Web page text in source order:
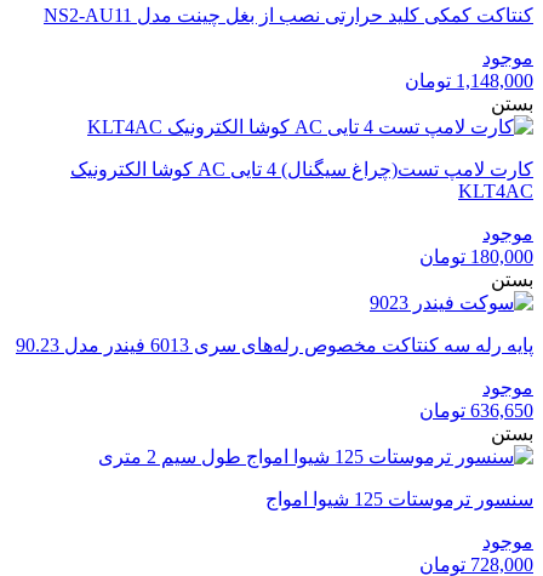
کنتاکت کمکی کلید حرارتی نصب از بغل چینت مدل NS2-AU11
موجود
1,148,000 تومان
بستن
کارت لامپ تست(چراغ سیگنال) 4 تایی AC کوشا الکترونیک
KLT4AC
موجود
180,000 تومان
بستن
پایه رله سه کنتاکت مخصوص رله‌های سری 6013 فیندر مدل 90.23
موجود
636,650 تومان
بستن
سنسور ترموستات 125 شیوا امواج
موجود
728,000 تومان